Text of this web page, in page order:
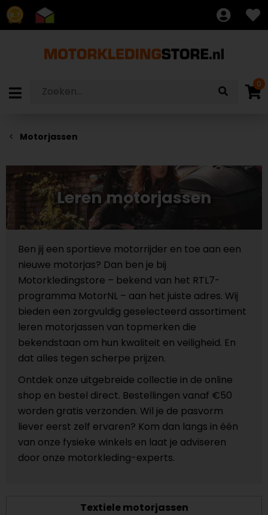
8.7
0
Motorjassen
Leren motorjassen
Ben jij een sportieve motorrijder en toe aan een
nieuwe motorjas? Dan ben je bij
Motorkledingstore – bekend van het RTL7-
programma MotorNL – aan het juiste adres. Wij
bieden een zorgvuldig geselecteerd assortiment
leren motorjassen van topmerken die
bekendstaan om hun kwaliteit en veiligheid. En
dat alles tegen scherpe prijzen.
Ontdek onze uitgebreide collectie in de online
shop en bestel direct. Bestellingen vanaf €50
worden gratis verzonden. Wil je de pasvorm
liever eerst zelf ervaren? Kom dan langs in één
van onze fysieke winkels en laat je adviseren
door onze motorkleding-experts.
Textiele motorjassen